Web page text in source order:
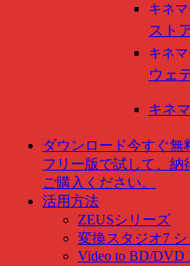
キネ
スト
キネ
ウェ
キネ
ダウンロード今すぐ無
フリー版で試して、納
ご購入ください。
活用方法
ZEUSシリーズ
変換スタジオ7
Video to BD/DVD